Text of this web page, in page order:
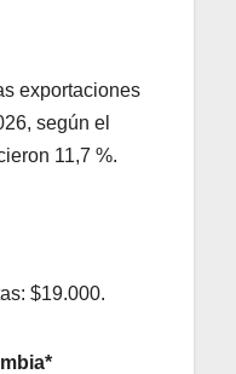
exportaciones
según el
11,7 %.
$19.000.